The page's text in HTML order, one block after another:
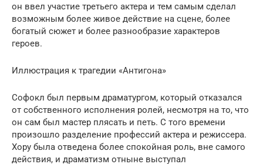
он ввел участие третьего актера и тем самым сделал
возможным более живое действие на сцене, более
богатый сюжет и более разнообразие характеров
героев.
Иллюстрация к трагедии «Антигона»
Софокл был первым драматургом, который отказался
от собственного исполнения ролей, несмотря на то, что
он сам был мастер плясать и петь. С того времени
произошло разделение профессий актера и режиссера.
Хору была отведена более спокойная роль, вне самого
действия, и драматизм отныне выступал